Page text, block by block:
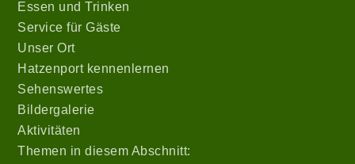
Essen und Trinken
Service für Gäste
Unser Ort
Hatzenport kennenlernen
Sehenswertes
Bildergalerie
Aktivitäten
Themen in diesem Abschnitt: